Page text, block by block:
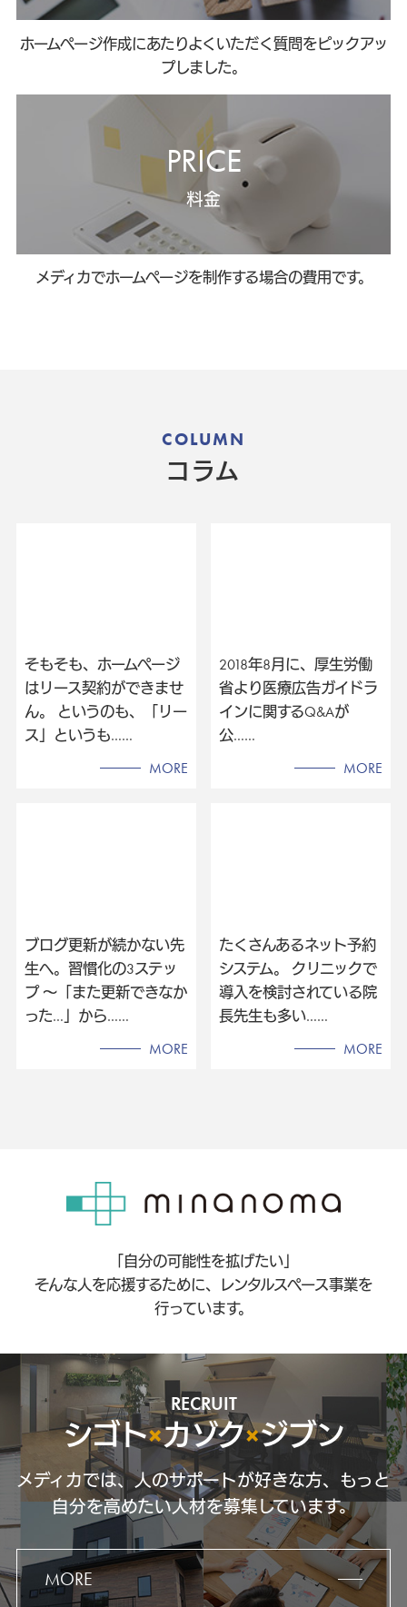
ホームページ作成にあたりよくいただく質問をピックアッ
プしました。
PRICE
料金
メディカでホームページを制作する場合の費用です。
COLUMN
コラム
そもそも、ホームページ
はリース契約ができませ
ん。 というのも、「リー
ス」というも……
MORE
2018年8月に、厚生労働
省より医療広告ガイドラ
インに関するQ&Aが
公……
MORE
ブログ更新が続かない先
生へ。習慣化の3ステッ
プ 〜「また更新できなか
った…」から……
MORE
たくさんあるネット予約
システム。 クリニックで
導入を検討されている院
長先生も多い……
MORE
「自分の可能性を拡げたい」
そんな人を応援するために、レンタルスペース事業を
行っています。
RECRUIT
シゴト×カゾク×ジブン
メディカでは、人のサポートが好きな方、もっと
自分を高めたい人材を募集しています。
MORE